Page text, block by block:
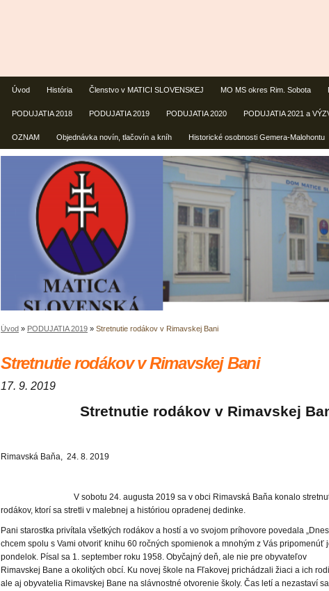
Úvod História Členstvo v MATICI SLOVENSKEJ MO MS okres Rim. Sobota
PODUJATIA 2018 PODUJATIA 2019 PODUJATIA 2020 PODUJATIA 2021 a
OZNAM Objednávka novín, tlačovín a kníh Historické osobnosti Gemera-Malohontu
Úvod » PODUJATIA 2019 » Stretnutie rodákov v Rimavskej Bani
Stretnutie rodákov v Rimavskej Bani
17. 9. 2019
Stretnutie rodákov v Rimavskej
Rimavská Baňa, 24. 8. 2019
V sobotu 24. augusta 2019 sa v obci Rimavská Baňa konalo
rodákov, ktorí sa stretli v malebnej a históriou opradenej dedinke.
Pani starostka privítala všetkých rodákov a hostí a vo svojom príhovore povedala „Dnes
chcem spolu s Vami otvoriť knihu 60 ročných spomienok a mnohým z Vás pripomenúť
pondelok. Písal sa 1. september roku 1958. Obyčajný deň, ale nie pre obyvateľov
Rimavskej Bane a okolitých obcí. Ku novej škole na Fľakovej prichádzali žiaci a ich
ale aj obyvatelia Rimavskej Bane na slávnostné otvorenie školy. Čas letí a nezastaví